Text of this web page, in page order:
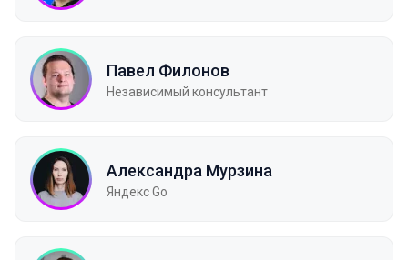
Павел Филонов
Независимый консультант
Александра Мурзина
Яндекс Go